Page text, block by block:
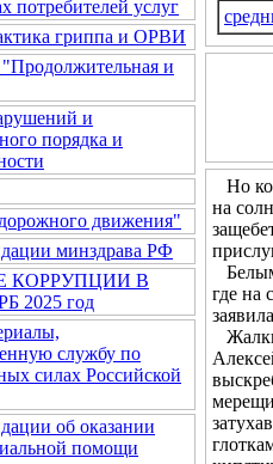
потребителей услуг
гриппа и ОРВИ
и
и
порядка и
движения"
минздрава РФ
КОРРУПЦИИ В
2025 год
службу по
силах Российской
об оказании
помощи
Но
на
где на